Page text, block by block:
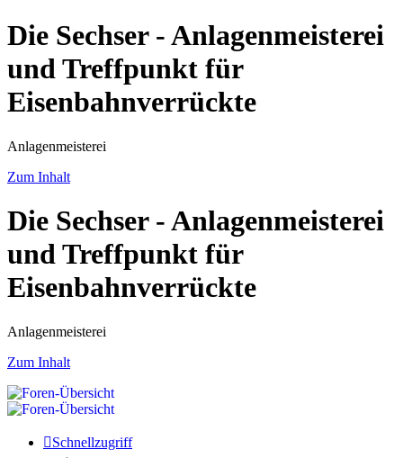
Die Sechser - Anlagenmeisterei
und Treffpunkt für
Eisenbahnverrückte
Anlagenmeisterei
Zum Inhalt
Die Sechser - Anlagenmeisterei
und Treffpunkt für
Eisenbahnverrückte
Anlagenmeisterei
Zum Inhalt
Schnellzugriff